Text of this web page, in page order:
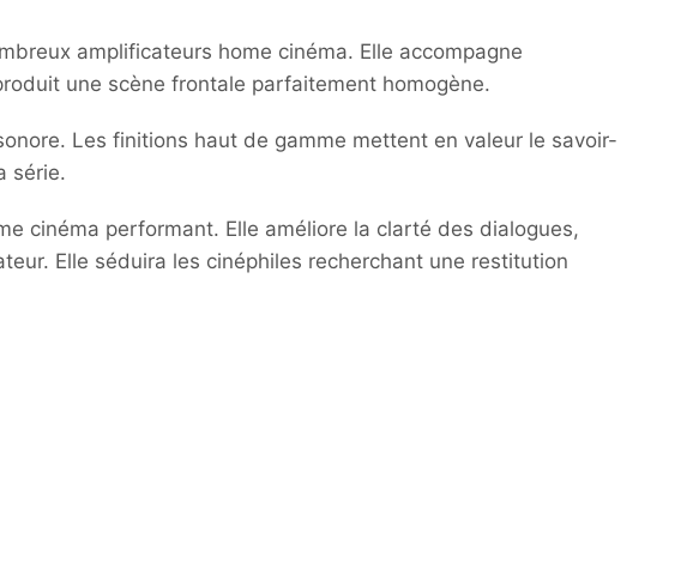
amplificateurs home cinéma. Elle accompagne
une scène frontale parfaitement homogène.
Les finitions haut de gamme mettent en valeur le savoir-
série.
cinéma performant. Elle améliore la clarté des dialogues,
Elle séduira les cinéphiles recherchant une restitution